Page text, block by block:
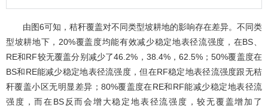
由图6可知，秸秆覆盖对不同类型坡耕地的影响存在差异。不同类
型坡耕地下，20%覆盖度均能有效减少稳定地表径流强度，在BS、
RE和RF较无覆盖分别减少了46.2%，38.4%，62.5%；50%覆盖度在
BS和RE能减少稳定地表径流强度，但在RF稳定地表径流强度跟无秸
秆覆盖小区无明显差异；80%覆盖度在RE和RF能减少稳定地表径流
强度，而在BS反而会增大稳定地表径流强度，较无覆盖增加了